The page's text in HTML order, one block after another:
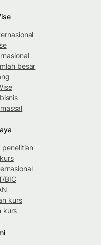
besar
penelitian
BIC
kurs
kurs